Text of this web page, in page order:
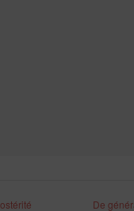
De